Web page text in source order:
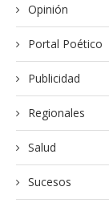
Opinión
Portal Poético
Publicidad
Regionales
Salud
Sucesos